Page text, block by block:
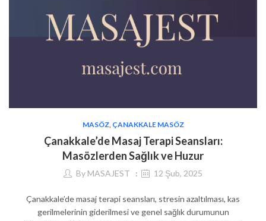
MASÖZ, ÇANAKKALE MASÖZ
Çanakkale’de Masaj Terapi Seansları:
Masözlerden Sağlık ve Huzur
By MASAJEST 12 Şub, 2025
Çanakkale’de masaj terapi seansları, stresin azaltılması, kas
gerilmelerinin giderilmesi ve genel sağlık durumunun